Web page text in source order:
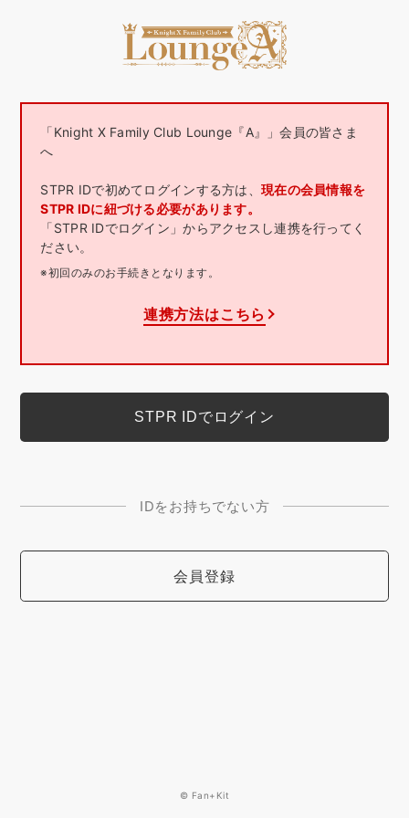
「Knight X Family Club Lounge『A』」会員の皆さま
へ
STPR IDで初めてログインする方は、 現在の会員情報を
STPR IDに紐づける必要があります。
「STPR IDでログイン」からアクセスし連携を行ってく
ださい。
※初回のみのお手続きとなります。
連携方法はこちら
IDをお持ちでない方
会員登録
© Fan+Kit